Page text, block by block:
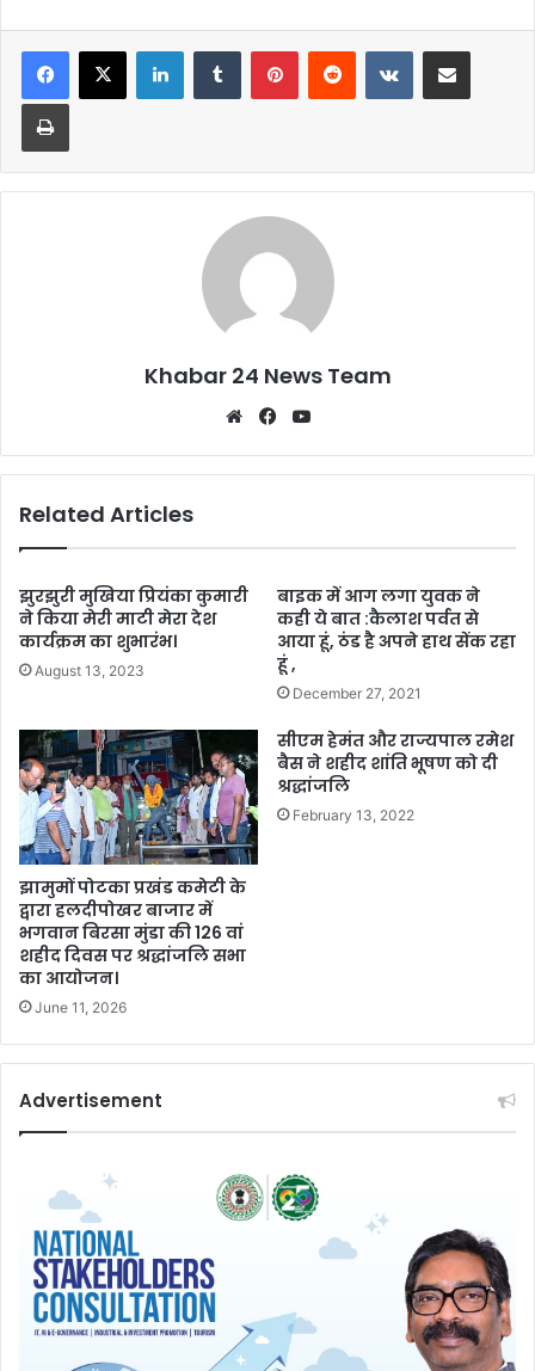
c
e
b
o
o
itt
er
ai
l
at
s
A
p
ar
e
LinkedInTumblr PinterestReddit VKontakteShare via Email
Print
Khabar 24 News Team
WebsiteFacebook
Related Articles
झुरझुरी मुखिया प्रियंका कुमारी
ने किया मेरी माटी मेरा देश
कार्यक्रम का शुभारंभ।
August 13, 2023
बाइक में आग लगा युवक ने
कही ये बात :कैलाश पर्वत से
आया हूं, ठंड है अपने हाथ सेंक रहा
हूं ,
December 27, 2021
झामुमों पोटका प्रखंड कमेटी के
द्वारा हलदीपोखर बाजार में
भगवान बिरसा मुंडा की 126 वां
शहीद दिवस पर श्रद्धांजलि सभा
का आयोजन।
June 11, 2026
सीएम हेमंत और राज्यपाल रमेश
बैस ने शहीद शांति भूषण को दी
श्रद्धांजलि
February 13, 2022
Advertisement